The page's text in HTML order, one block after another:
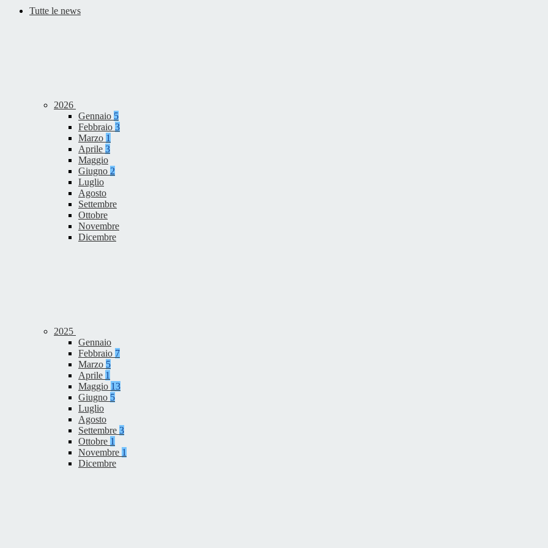
Tutte le news
2026
Gennaio 5
Febbraio 3
Marzo 1
Aprile 3
Maggio
Giugno 2
Luglio
Agosto
Settembre
Ottobre
Novembre
Dicembre
2025
Gennaio
Febbraio 7
Marzo 5
Aprile 1
Maggio 13
Giugno 5
Luglio
Agosto
Settembre 3
Ottobre 1
Novembre 1
Dicembre